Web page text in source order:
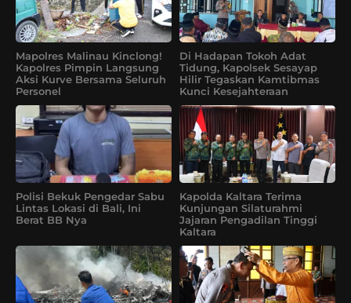
Mapolres Malinau Kinclong!
Kapolres Pimpin Langsung
Aksi Kurve Bersama Seluruh
Personel
Di Hadapan Tokoh Adat
Tidung, Kapolsek Sesayap
Hilir Tegaskan Kamtibmas
Kunci Kesejahteraan
Polisi Bekuk Pengedar Sabu
Lintas Lokasi di Bali, Ini
Berat BB Nya
Kapolda Kaltara Terima
Kunjungan Silaturahmi
Jajaran Pengadilan Tinggi
Kaltara